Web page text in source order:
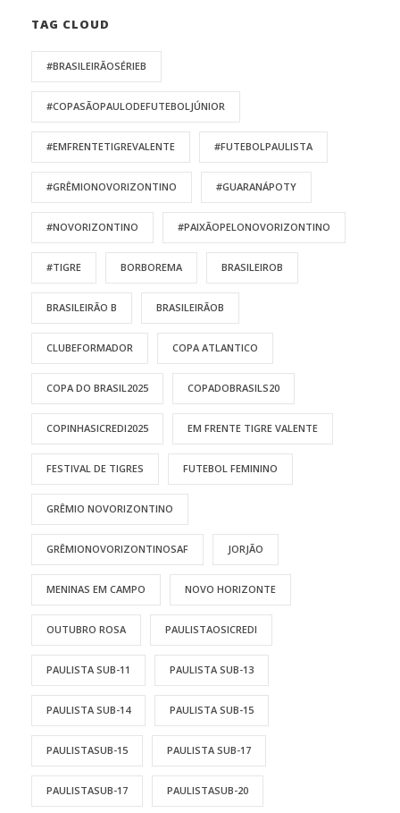
TAG CLOUD
#BRASILEIRÃOSÉRIEB
#COPASÃOPAULODEFUTEBOLJÚNIOR
#EMFRENTETIGREVALENTE #FUTEBOLPAULISTA
#GRÊMIONOVORIZONTINO #GUARANÁPOTY
#NOVORIZONTINO #PAIXÃOPELONOVORIZONTINO
#TIGRE BORBOREMA BRASILEIROB
BRASILEIRÃO B BRASILEIRÃOB
CLUBEFORMADOR COPA ATLANTICO
COPA DO BRASIL2025 COPADOBRASILS20
COPINHASICREDI2025 EM FRENTE TIGRE VALENTE
FESTIVAL DE TIGRES FUTEBOL FEMININO
GRÊMIO NOVORIZONTINO
GRÊMIONOVORIZONTINOSAF JORJÃO
MENINAS EM CAMPO NOVO HORIZONTE
OUTUBRO ROSA PAULISTAOSICREDI
PAULISTA SUB-11 PAULISTA SUB-13
PAULISTA SUB-14 PAULISTA SUB-15
PAULISTASUB-15 PAULISTA SUB-17
PAULISTASUB-17 PAULISTASUB-20